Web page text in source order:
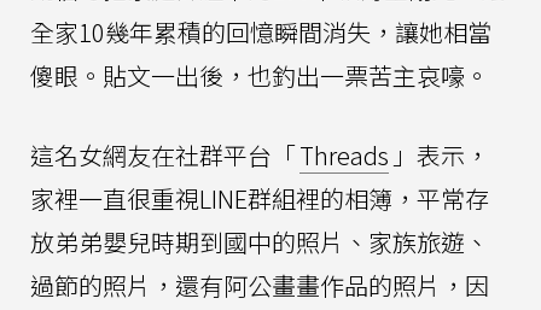
全家10幾年累積的回憶瞬間消失，讓她相當
傻眼。貼文一出後，也釣出一票苦主哀嚎。
這名女網友在社群平台「Threads 」表示，
家裡一直很重視LINE群組裡的相簿，平常存
放弟弟嬰兒時期到國中的照片、家族旅遊、
過節的照片，還有阿公畫畫作品的照片，因